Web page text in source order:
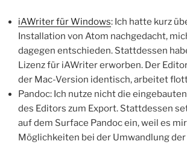
iAWriter für Windows: Ich hatte kurz
Installation von Atom nachgedacht,
dagegen entschieden. Stattdessen
Lizenz für iAWriter erworben. Der
der Mac-Version identisch, arbeitet
Pandoc: Ich nutze nicht die
des Editors zum Export. Stattdessen
auf dem Surface Pandoc ein, weil es
Möglichkeiten bei der Umwandlung